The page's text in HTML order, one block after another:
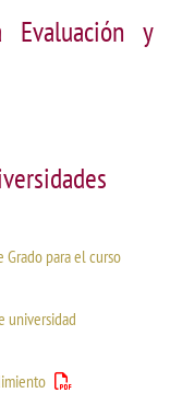
Evaluación y
para el curso
universidad